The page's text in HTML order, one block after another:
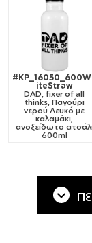
iteStraw
DAD, fixer of all
thinks, Παγούρι
νερού Λευκό με
καλαμάκι,
ανοξείδωτο ατσάλι
600ml